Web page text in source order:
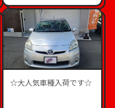
☆大人気車種入荷です☆